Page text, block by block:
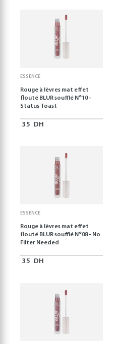
ESSENCE
Rouge à lèvres mat effet
flouté BLUR soufflé N°10 -
Status Toast
35 DH
ESSENCE
Rouge à lèvres mat effet
flouté BLUR soufflé N°08 - No
Filter Needed
35 DH